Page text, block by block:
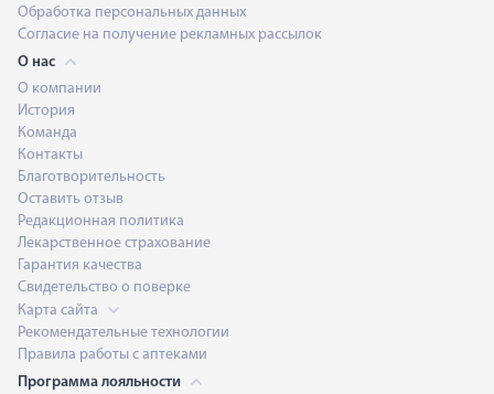
Обработка персональных данных
Согласие на получение рекламных рассылок
О нас
О компании
История
Команда
Контакты
Благотворительность
Оставить отзыв
Редакционная политика
Лекарственное страхование
Гарантия качества
Свидетельство о поверке
Карта сайта
Рекомендательные технологии
Правила работы с аптеками
Программа лояльности